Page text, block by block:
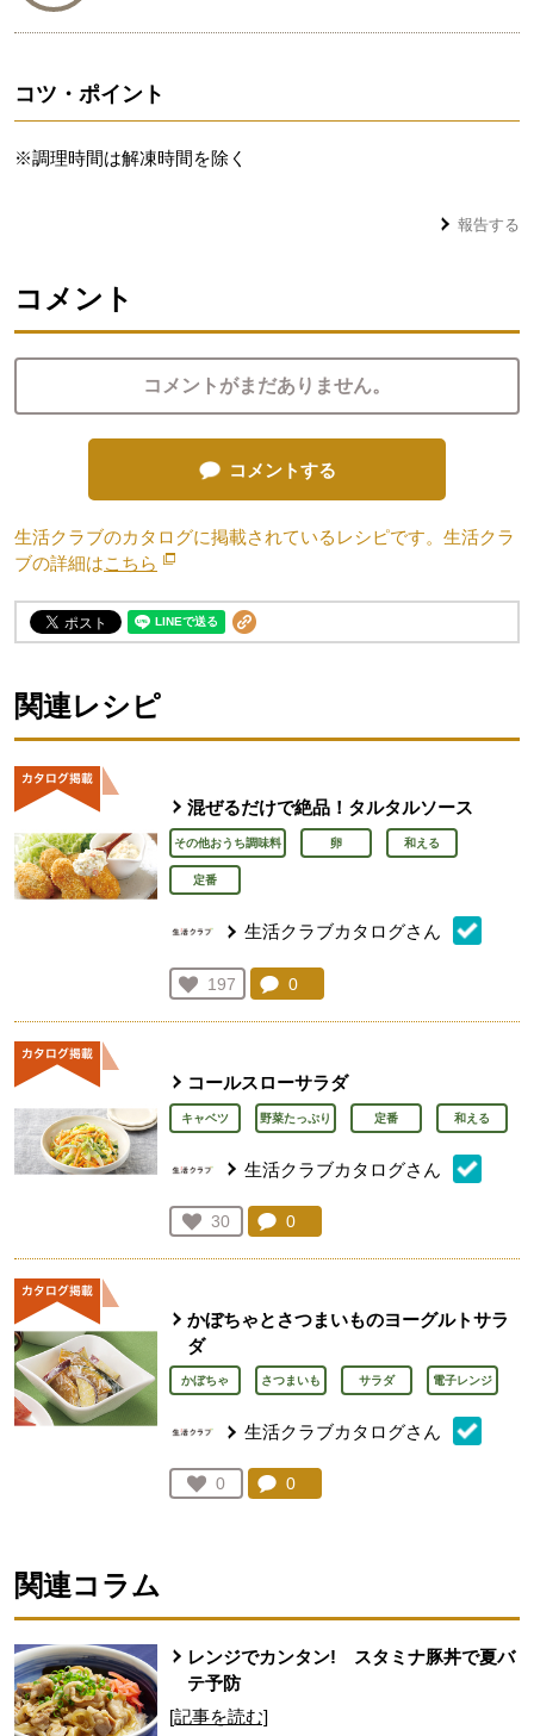
コツ・ポイント
※調理時間は解凍時間を除く
報告する
コメント
コメントがまだありません。
コメントする
生活クラブのカタログに掲載されているレシピです。生活クラ
ブの詳細はこちら 別のウィンドウで開きます。
関連レシピ
混ぜるだけで絶品！タルタルソース
その他おうち調味料 卵 和える
定番
生活クラブカタログさん
お気に入り登録：
197
人が登録
コメント：
0
コールスローサラダ
キャベツ 野菜たっぷり 定番 和える
生活クラブカタログさん
お気に入り登録：
30
人が登録
コメント：
0
かぼちゃとさつまいものヨーグルトサラ
ダ
かぼちゃ さつまいも サラダ 電子レンジ
生活クラブカタログさん
お気に入り登録：
0
人が登録
コメント：
0
関連コラム
レンジでカンタン! スタミナ豚丼で夏バ
テ予防
[記事を読む]